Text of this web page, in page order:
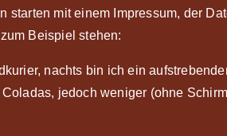
starten mit einem Impressum, der
Beispiel stehen:
nachts bin ich ein
jedoch weniger (ohne